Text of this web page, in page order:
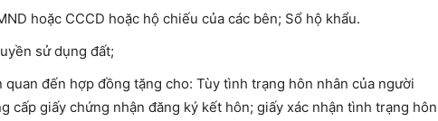
hoặc CCCD hoặc hộ chiếu của các bên; Sổ hộ khẩu.
sử dụng đất;
quan đến hợp đồng tặng cho: Tùy tình trạng hôn nhân của người
cấp giấy chứng nhận đăng ký kết hôn; giấy xác nhận tình trạng hôn